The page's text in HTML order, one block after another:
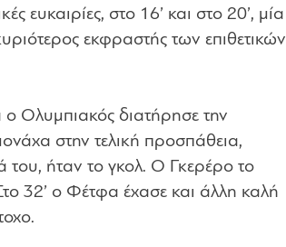
ευκαιρίες, στο 16’ και στο 20’, μία
εκφραστής των επιθετικών
Ολυμπιακός διατήρησε την
στην τελική προσπάθεια,
του, ήταν το γκολ. Ο Γκερέρο το
32’ ο Φέτφα έχασε και άλλη καλή